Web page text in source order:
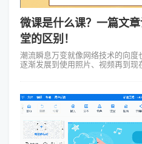
微课是什么课？一篇文
堂的区别！
潮流瞬息万变就像网络技术的向
逐渐发展到使用照片、视频再到